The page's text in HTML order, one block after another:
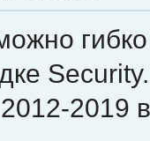
Security.
2019